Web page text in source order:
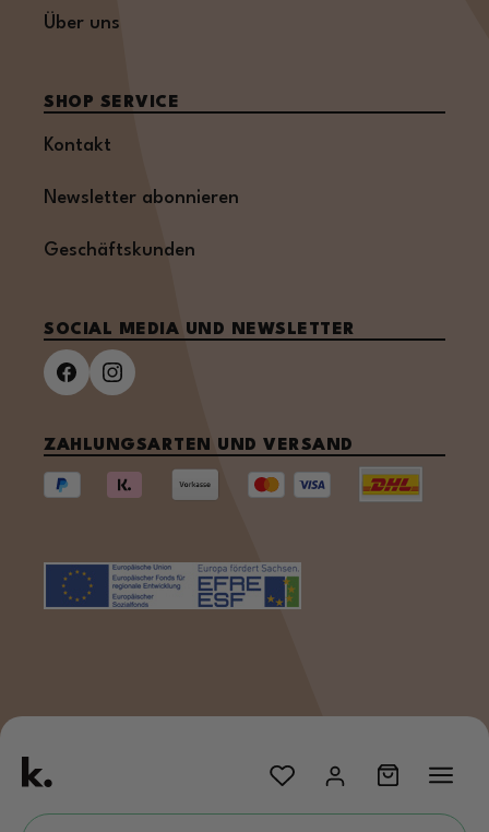
Über uns
SHOP SERVICE
Kontakt
Newsletter abonnieren
Geschäftskunden
SOCIAL MEDIA UND NEWSLETTER
ZAHLUNGSARTEN UND VERSAND